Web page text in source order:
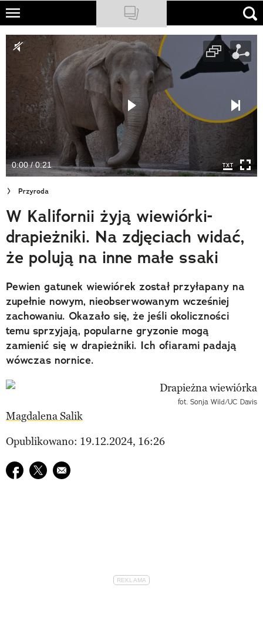
Skip
main
content
NATIONAL GEOGRAPHIC
TRAVELER
PODCASTY
Sklep
Newsletter
Cuda Polski
Wielki Konkurs Fotograficzny
Trendbook Podróżniczy
Polecane
0:00 / 0:21
Przyroda
W Kalifornii żyją wiewiórki-
drapieżniki. Na zdjęciach widać,
że polują na inne małe ssaki
Pewien gatunek wiewiórek został przyłapany na
zupełnie nowym, nieobserwowanym wcześniej
zachowaniu. Okazało się, że jeśli okoliczności
temu sprzyjają, popularne gryzonie mogą
zamienić się w drapieżniki. Ich ofiarami padają
wówczas nornice.
fot. Sonja Wild/UC Davis
Magdalena Salik
Opublikowano: 19.12.2024, 16:26
Udostępnij na facebook
Udostępnij na twitter
E-mail do przyjaciela